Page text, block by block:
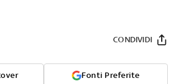
Fonti Preferite
CONDIVIDI